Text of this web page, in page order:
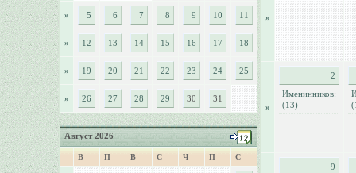
» 5 6 7 8 9 10 11
» 12 13 14 15 16 17 18
» 19 20 21 22 23 24 25
» 26 27 28 29 30 31
Август 2026
В П В С Ч П С
»
»
2
Именинников:
(13)
9